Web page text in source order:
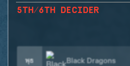
5TH/6TH DECIDER
พุธ
Black Dragons